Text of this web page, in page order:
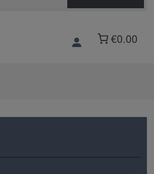
€0.00